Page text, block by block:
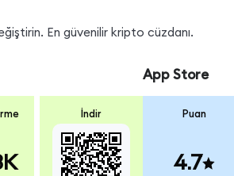
En güvenilir kripto cüzdanı.
İndir
App Store
Puan
4.7